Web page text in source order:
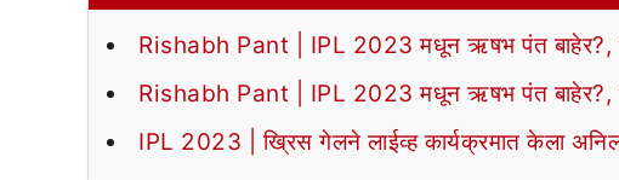
Rishabh Pant | IPL 2023 मधून ऋषभ पंत बाहेर?,
Rishabh Pant | IPL 2023 मधून ऋषभ पंत बाहेर?,
IPL 2023 | ख्रिस गेलने लाईव्ह कार्यक्रमात केला